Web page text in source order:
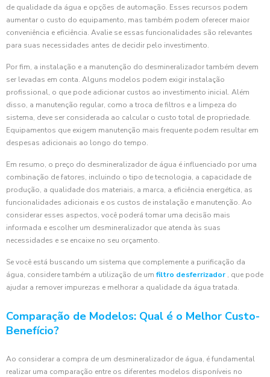
de qualidade da água e opções de automação. Esses recursos podem
aumentar o custo do equipamento, mas também podem oferecer maior
conveniência e eficiência. Avalie se essas funcionalidades são relevantes
para suas necessidades antes de decidir pelo investimento.
Por fim, a instalação e a manutenção do desmineralizador também devem
ser levadas em conta. Alguns modelos podem exigir instalação
profissional, o que pode adicionar custos ao investimento inicial. Além
disso, a manutenção regular, como a troca de filtros e a limpeza do
sistema, deve ser considerada ao calcular o custo total de propriedade.
Equipamentos que exigem manutenção mais frequente podem resultar em
despesas adicionais ao longo do tempo.
Em resumo, o preço do desmineralizador de água é influenciado por uma
combinação de fatores, incluindo o tipo de tecnologia, a capacidade de
produção, a qualidade dos materiais, a marca, a eficiência energética, as
funcionalidades adicionais e os custos de instalação e manutenção. Ao
considerar esses aspectos, você poderá tomar uma decisão mais
informada e escolher um desmineralizador que atenda às suas
necessidades e se encaixe no seu orçamento.
Se você está buscando um sistema que complemente a purificação da
água, considere também a utilização de um filtro desferrizador , que pode
ajudar a remover impurezas e melhorar a qualidade da água tratada.
Comparação de Modelos: Qual é o Melhor Custo-
Benefício?
Ao considerar a compra de um desmineralizador de água, é fundamental
realizar uma comparação entre os diferentes modelos disponíveis no